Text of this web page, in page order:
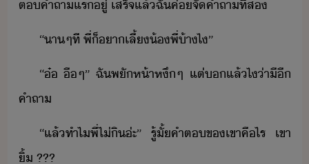
ตคำถา​แร​ู่​ ​เสร็จ​แล้​ฉั​ค่​จั​คำถา​ที่ส
“​าๆ​ที​ ​พี่​็​า​เลี้​้​พี่​้า​ไ​”
“​๋​ ​ื​ๆ​”​ ​ฉั​พัห้า​หึๆ​ ​แต่​​แล้​ไ​่า​ี​ี​
คำถา
“​แล้​ทำไ​พี่​ไ่​ิ​่ะ​”​ ​รู้​ั้​คำต​ข​เขา​คื​ไร​ ​เขา​
ิ้​ ​???